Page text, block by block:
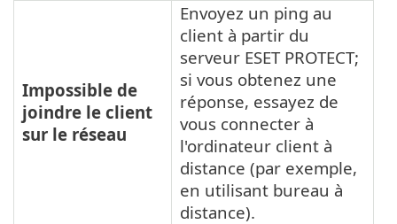
Impossible de
joindre le client
sur le réseau
Envoyez un ping au
client à partir du
serveur ESET PROTECT;
si vous obtenez une
réponse, essayez de
vous connecter à
l'ordinateur client à
distance (par exemple,
en utilisant bureau à
distance).